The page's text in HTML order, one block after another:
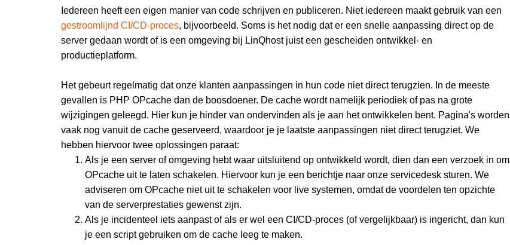
Iedereen heeft een eigen manier van code schrijven en publiceren. Niet iedereen maakt gebruik van een
gestroomlijnd CI/CD-proces, bijvoorbeeld. Soms is het nodig dat er een snelle aanpassing direct op de
server gedaan wordt of is een omgeving bij LinQhost juist een gescheiden ontwikkel- en
productieplatform.
Het gebeurt regelmatig dat onze klanten aanpassingen in hun code niet direct terugzien. In de meeste
gevallen is PHP OPcache dan de boosdoener. De cache wordt namelijk periodiek of pas na grote
wijzigingen geleegd. Hier kun je hinder van ondervinden als je aan het ontwikkelen bent. Pagina's worden
vaak nog vanuit de cache geserveerd, waardoor je je laatste aanpassingen niet direct terugziet. We
hebben hiervoor twee oplossingen paraat:
Als je een server of omgeving hebt waar uitsluitend op ontwikkeld wordt, dien dan een verzoek in om
OPcache uit te laten schakelen. Hiervoor kun je een berichtje naar onze servicedesk sturen. We
adviseren om OPcache niet uit te schakelen voor live systemen, omdat de voordelen ten opzichte
van de serverprestaties gewenst zijn.
Als je incidenteel iets aanpast of als er wel een CI/CD-proces (of vergelijkbaar) is ingericht, dan kun
je een script gebruiken om de cache leeg te maken.